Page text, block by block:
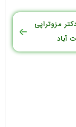
مزوتراپی
آباد